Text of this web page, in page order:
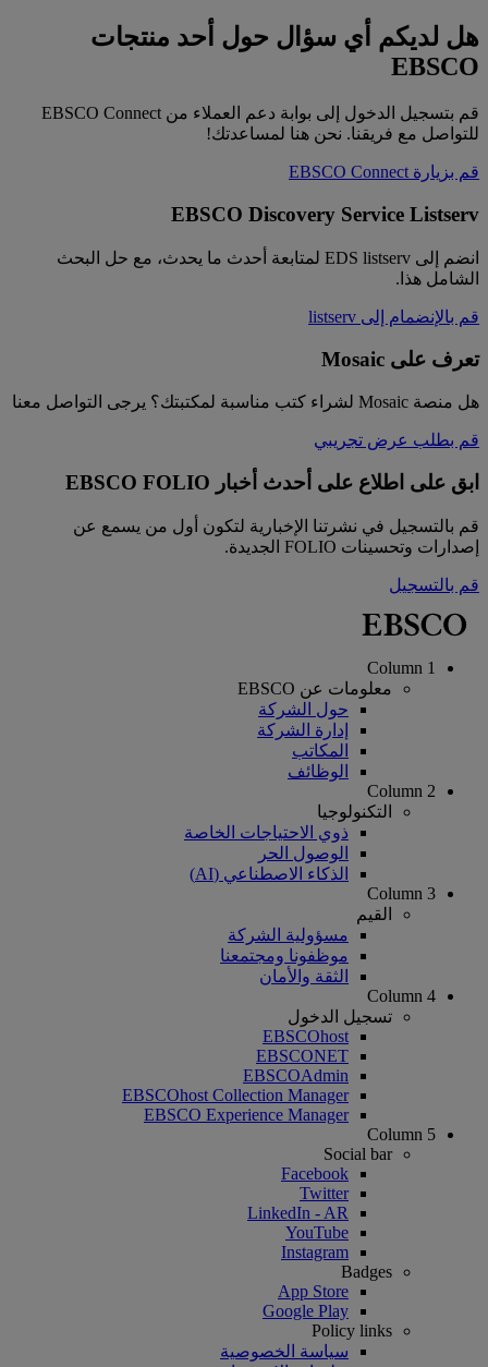
هل لديكم أي سؤال حول أحد منتجات
EBSCO
قم بتسجيل الدخول إلى بوابة دعم العملاء من EBSCO Connect
للتواصل مع فريقنا. نحن هنا لمساعدتك!
قم بزيارة EBSCO Connect
EBSCO Discovery Service Listserv
انضم إلى EDS listserv لمتابعة أحدث ما يحدث، مع حل البحث
الشامل هذا.
قم بالإنضمام إلى listserv
تعرف على Mosaic
هل منصة Mosaic لشراء كتب مناسبة لمكتبتك؟ يرجى التواصل معنا
قم بطلب عرض تجريبي
ابق على اطلاع على أحدث أخبار EBSCO FOLIO
قم بالتسجيل في نشرتنا الإخبارية لتكون أول من يسمع عن
إصدارات وتحسينات FOLIO الجديدة.
قم بالتسجيل
Column 1
معلومات عن EBSCO
حول الشركة
إدارة الشركة
المكاتب
الوظائف
Column 2
التكنولوجيا
ذوي الاحتياجات الخاصة
الوصول الحر
الذكاء الاصطناعي (AI)
Column 3
القيم
مسؤولية الشركة
موظفونا ومجتمعنا
الثقة والأمان
Column 4
تسجيل الدخول
EBSCOhost
EBSCONET
EBSCOAdmin
EBSCOhost Collection Manager
EBSCO Experience Manager
Column 5
Social bar
Facebook
Twitter
LinkedIn - AR
YouTube
Instagram
Badges
App Store
Google Play
Policy links
سياسة الخصوصية